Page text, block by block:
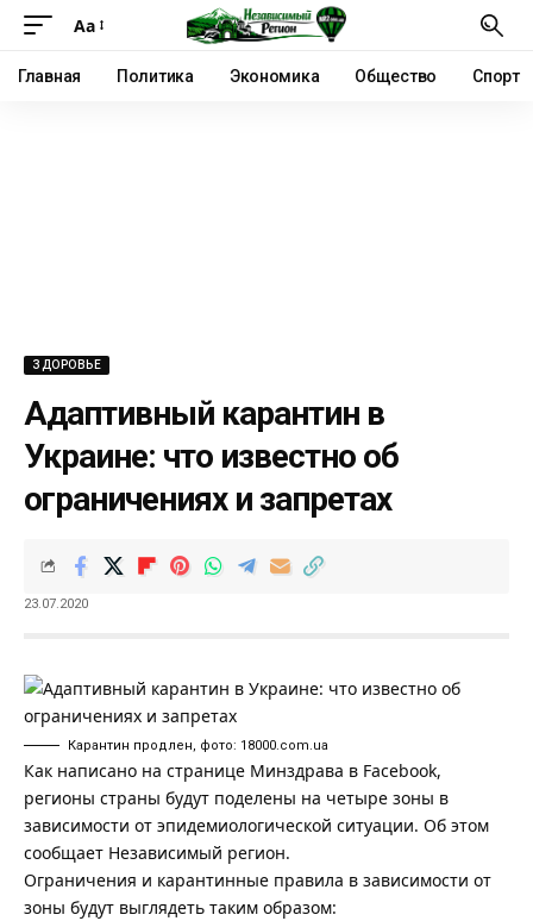
Аа
Главная Политика Экономика Общество Спорт
ЗДОРОВЬЕ
Адаптивный карантин в
Украине: что известно об
ограничениях и запретах
23.07.2020
Карантин продлен, фото: 18000.com.ua
Как написано на странице Минздрава в Facebook,
регионы страны будут поделены на четыре зоны в
зависимости от эпидемиологической ситуации. Об этом
сообщает Независимый регион.
Ограничения и карантинные правила в зависимости от
зоны будут выглядеть таким образом: